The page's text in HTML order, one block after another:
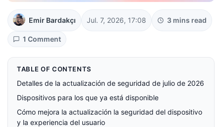
Emir Bardakçı Jul. 7, 2026, 17:08 3 mins read
1 Comment
TABLE OF CONTENTS
Detalles de la actualización de seguridad de julio de 2026
Dispositivos para los que ya está disponible
Cómo mejora la actualización la seguridad del dispositivo
y la experiencia del usuario